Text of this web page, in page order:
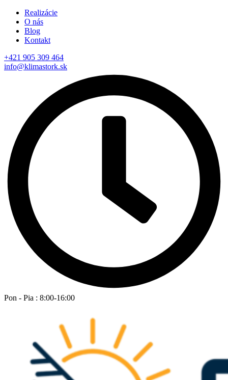
Realizácie
O nás
Blog
Kontakt
+421 905 309 464
info@klimastork.sk
Pon - Pia : 8:00-16:00